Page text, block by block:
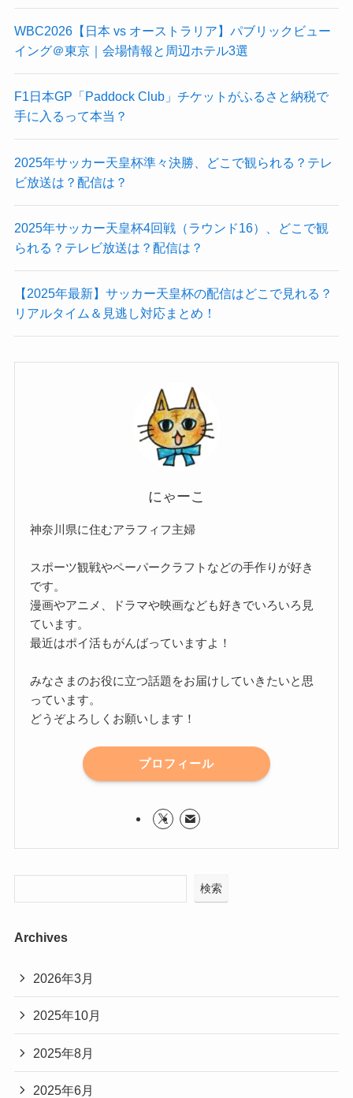
WBC2026【日本 vs オーストラリア】パブリックビュー
イング＠東京｜会場情報と周辺ホテル3選
F1日本GP「Paddock Club」チケットがふるさと納税で
手に入るって本当？
2025年サッカー天皇杯準々決勝、どこで観られる？テレ
ビ放送は？配信は？
2025年サッカー天皇杯4回戦（ラウンド16）、どこで観
られる？テレビ放送は？配信は？
【2025年最新】サッカー天皇杯の配信はどこで見れる？
リアルタイム＆見逃し対応まとめ！
にゃーこ
神奈川県に住むアラフィフ主婦
スポーツ観戦やペーパークラフトなどの手作りが好き
です。
漫画やアニメ、ドラマや映画なども好きでいろいろ見
ています。
最近はポイ活もがんばっていますよ！
みなさまのお役に立つ話題をお届けしていきたいと思
っています。
どうぞよろしくお願いします！
プロフィール
検索
Archives
2026年3月
2025年10月
2025年8月
2025年6月